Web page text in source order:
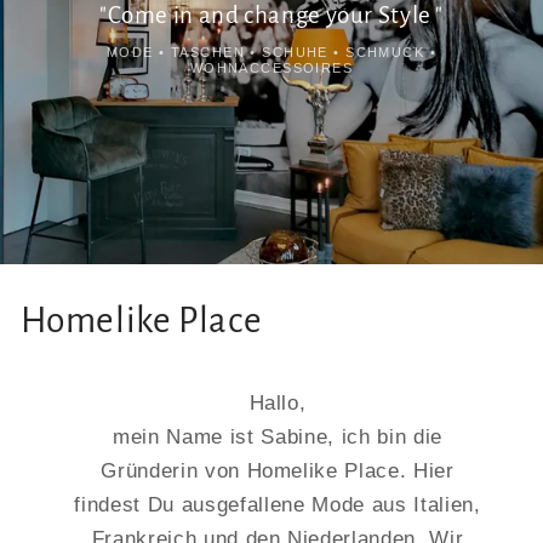
"Come in and change your Style "
MODE • TASCHEN • SCHUHE • SCHMUCK •
WOHNACCESSOIRES
Homelike Place
Hallo,
mein Name ist Sabine, ich bin die
Gründerin von Homelike Place. Hier
findest Du ausgefallene Mode aus Italien,
Frankreich und den Niederlanden. Wir